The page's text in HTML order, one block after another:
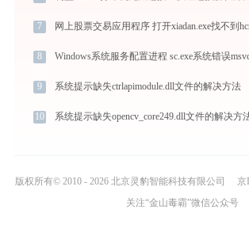
7
8
9 系统提示缺失ctrlapimodule.dll文件的解决方法
10 系统提示缺失opencv_core249.dll文件的解决方
版权所有© 2010 - 2026 北京灵豹智能科技有限公司
京
关注“金山毒霸”微信公众号